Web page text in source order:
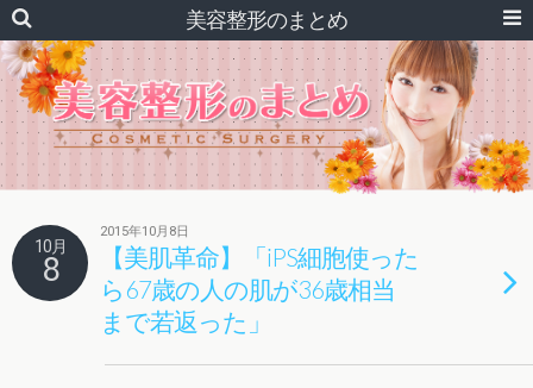
美容整形のまとめ
10月
8
2015年10月8日
【美肌革命】「iPS細胞使った
ら67歳の人の肌が36歳相当
まで若返った」